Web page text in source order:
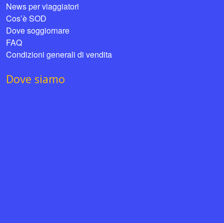
News per viaggiatori
Cos’è SOD
Dove soggiornare
FAQ
Condizioni generali di vendita
Dove siamo